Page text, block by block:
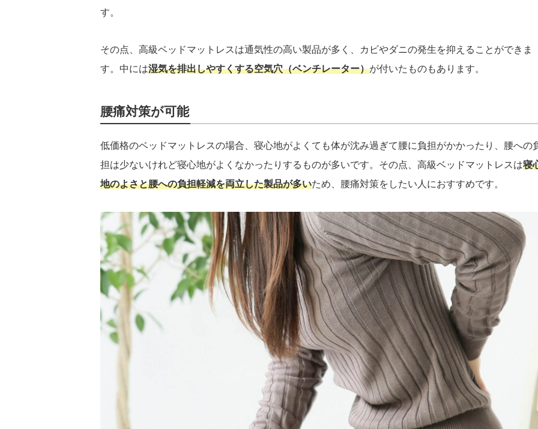
す。
その点、高級ベッドマットレスは通気性の高い製品が多く、カビやダニの発生を抑えることができま
す。中には湿気を排出しやすくする空気穴（ベンチレーター）が付いたものもあります。
腰痛対策が可能
低価格のベッドマットレスの場合、寝心地がよくても体が沈み過ぎて腰に負担がかかったり、腰への
担は少ないけれど寝心地がよくなかったりするものが多いです。その点、高級ベッドマットレスは寝
地のよさと腰への負担軽減を両立した製品が多いため、腰痛対策をしたい人におすすめです。